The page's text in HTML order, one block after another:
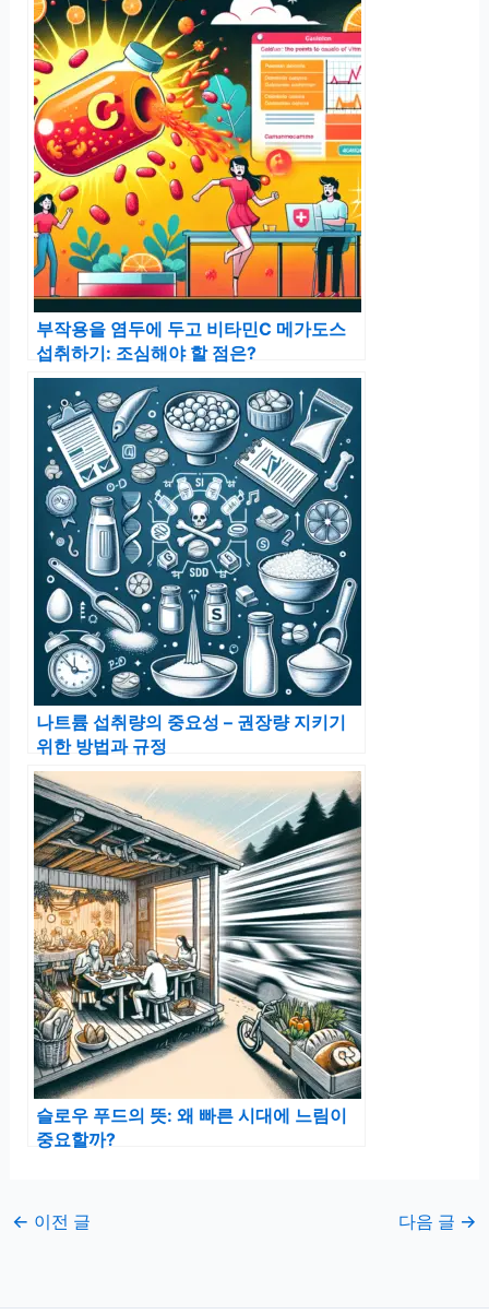
부작용을 염두에 두고 비타민C 메가도스
섭취하기: 조심해야 할 점은?
나트륨 섭취량의 중요성 – 권장량 지키기
위한 방법과 규정
슬로우 푸드의 뜻: 왜 빠른 시대에 느림이
중요할까?
← 이전 글 다음 글 →